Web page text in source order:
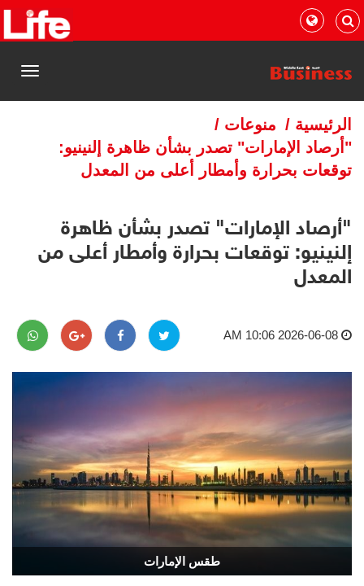
القائمة
الرئيسية / منوعات /
"أرصاد الإمارات" تصدر بشأن ظاهرة إلنينيو:
توقعات بحرارة وأمطار أعلى من المعدل
"أرصاد الإمارات" تصدر بشأن ظاهرة
إلنينيو: توقعات بحرارة وأمطار أعلى من
المعدل
2026-06-08 10:06 AM
طقس الإمارات